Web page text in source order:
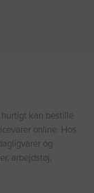
kan bestille
online. Hos
og
arbejdstøj,